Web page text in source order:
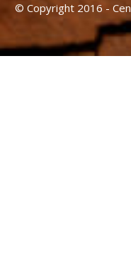
© Copyright 2016 -